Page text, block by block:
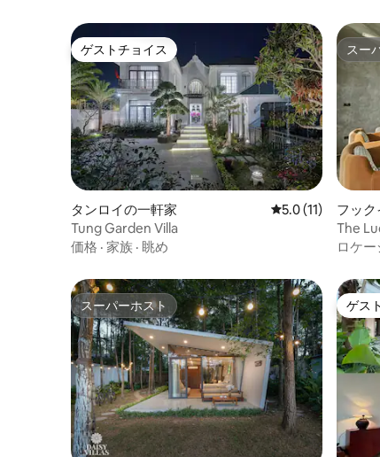
1枚（1m x 2m）、松林の景色が見えるバ
スタブ - 寝室3：ベッド1台（2.2m x 2m）
+ 追加マットレス1枚（1m x 2m）、バスタ
ブ - 寝室4：マットレス4枚（1m x 2m）、
ウォークインシャワー（標準マットレス2
枚） 寝室4を使用しない場合は、マットレ
スを収納室にきちんと保管し、両側がプ
ールと庭に面した共用リビングエリアに
変えることができます。
ゲストチョイス
ゲストチョイス
タンロイの一軒家 レビュー11件、5
5.0 (11)
Tung Garden Villa
価格 · 家族 · 眺め
スー
スー
フッ
The
ロケ
スーパーホスト
スーパーホスト ゲス
ゲス